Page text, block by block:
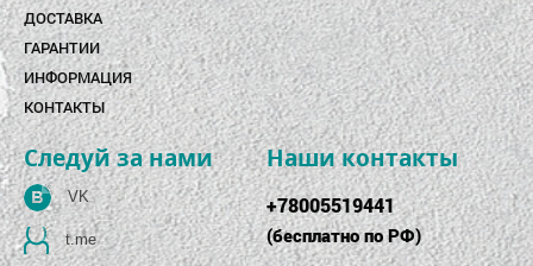
ДОСТАВКА
ГАРАНТИИ
ИНФОРМАЦИЯ
КОНТАКТЫ
Следуй за нами
VK
t.me
Наши контакты
+78005519441
(бесплатно по РФ)